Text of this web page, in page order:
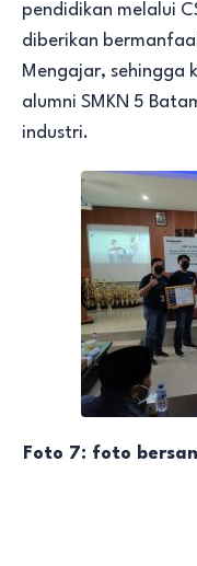
pendidikan melalui
diberikan
Mengajar, sehingga
alumni SMKN 5
industri.
Foto 7: foto